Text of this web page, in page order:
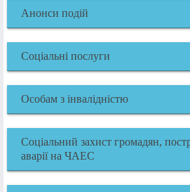
Анонси подій
Соціальні послуги
Особам з інвалідністю
Соціальний захист громадян,
аварії на ЧАЕС